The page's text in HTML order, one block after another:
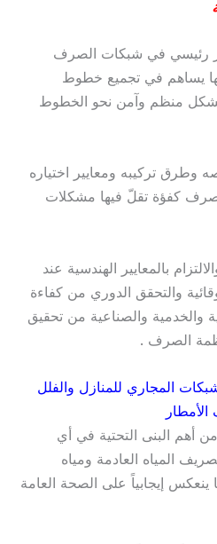
رئيسي في شبكات الصرف
يساهم في تجميع خطوط
بشكل منظم وآمن نحو الخطوط
وطرق تركيبه ومعايير اختياره
كفؤة تقلّ فيها مشكلات
بالمعايير الهندسية عند
والتحقق الدوري من كفاءة
والخدمية والصناعية من تحقيق
الصرف .
المجاري للمنازل والفلل
البنى التحتية في أي
المياه العادمة ومياه
إيجابياً على الصحة العامة